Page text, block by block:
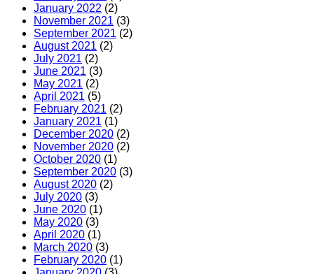
January 2022 (2)
November 2021 (3)
September 2021 (2)
August 2021 (2)
July 2021 (2)
June 2021 (3)
May 2021 (2)
April 2021 (5)
February 2021 (2)
January 2021 (1)
December 2020 (2)
November 2020 (2)
October 2020 (1)
September 2020 (3)
August 2020 (2)
July 2020 (3)
June 2020 (1)
May 2020 (3)
April 2020 (1)
March 2020 (3)
February 2020 (1)